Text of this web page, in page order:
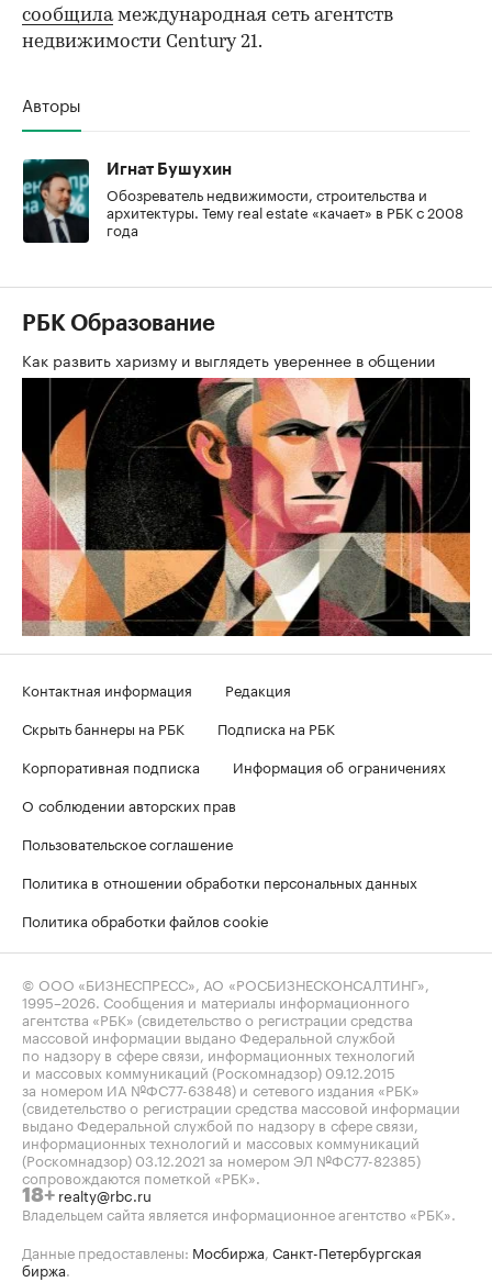
сообщиламеждународная сеть агентств
недвижимости Century 21.
Авторы
Игнат Бушухин
Обозреватель недвижимости, строительства и
архитектуры. Тему real estate «качает» в РБК с 2008
года
РБК Образование
Как развить харизму и выглядеть увереннее в общении
Контактная информация
Редакция
Скрыть баннеры на РБК
Подписка на РБК
Корпоративная подписка
Информация об ограничениях
О соблюдении авторских прав
Пользовательское соглашение
Политика в отношении обработки персональных данных
Политика обработки файлов cookie
© ООО «БИЗНЕСПРЕСС», АО «РОСБИЗНЕСКОНСАЛТИНГ»,
1995–2026 . Сообщения и материалы информационного
агентства «РБК» (свидетельство о регистрации средства
массовой информации выдано Федеральной службой
по надзору в сфере связи, информационных технологий
и массовых коммуникаций (Роскомнадзор) 09.12.2015
за номером ИА №ФС77-63848) и сетевого издания «РБК»
(свидетельство о регистрации средства массовой информации
выдано Федеральной службой по надзору в сфере связи,
информационных технологий и массовых коммуникаций
(Роскомнадзор) 03.12.2021 за номером ЭЛ №ФС77-82385)
сопровождаются пометкой «РБК».
18+ realty@rbc.ru
Владельцем сайта является информационное агентство «РБК».
Данные предоставлены: Мосбиржа Санкт-Петербургская
биржа